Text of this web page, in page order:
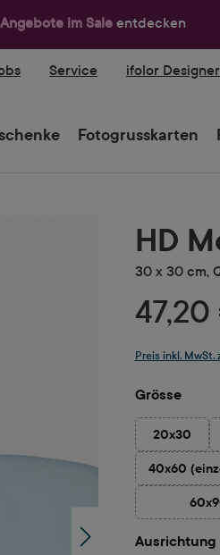
Angebote im Sale entdecken
Service ifolor
Fotogrusskarten
HD
30 x 30 cm,
Preis inkl.
Grösse
20x30
(Diese
40x60
Ausrichtung